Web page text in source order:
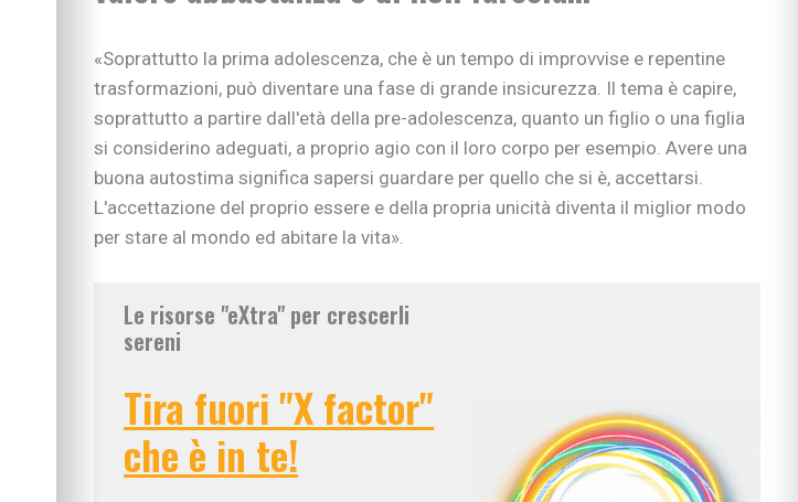
«Soprattutto la prima adolescenza, che è un tempo di improvvise e repentine
trasformazioni, può diventare una fase di grande insicurezza. Il tema è capire,
soprattutto a partire dall'età della pre-adolescenza, quanto un figlio o una figlia
si considerino adeguati, a proprio agio con il loro corpo per esempio. Avere una
buona autostima significa sapersi guardare per quello che si è, accettarsi.
L'accettazione del proprio essere e della propria unicità diventa il miglior modo
per stare al mondo ed abitare la vita».
Le risorse "eXtra" per crescerli
sereni
Tira fuori "X factor"
che è in te!